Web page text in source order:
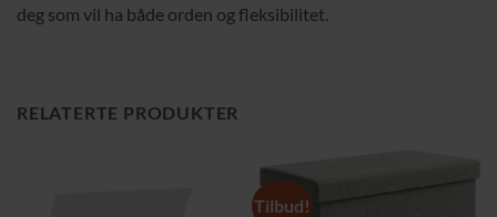
deg som vil ha både orden og fleksibilitet.
RELATERTE PRODUKTER
Tilbud!